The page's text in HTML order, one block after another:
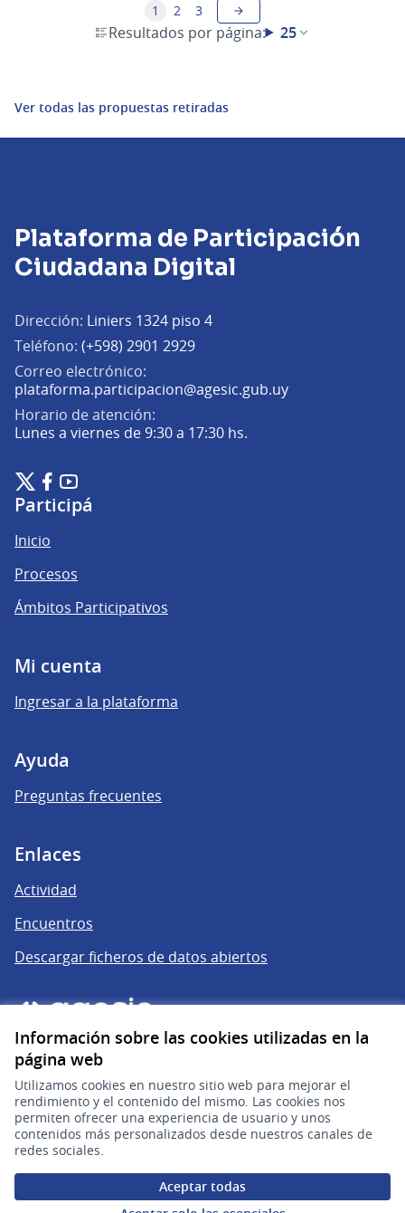
Información sobre las cookies utilizadas en la
página web
Utilizamos cookies en nuestro sitio web para mejorar el
rendimiento y el contenido del mismo. Las cookies nos
permiten ofrecer una experiencia de usuario y unos
contenidos más personalizados desde nuestros canales de
redes sociales.
Aceptar todas
Resultados por página: 25
1 2 3
Ver todas las propuestas retiradas
Plataforma de Participación
Ciudadana Digital
Dirección: Liniers 1324 piso 4
Teléfono: (+598) 2901 2929
Correo electrónico:
plataforma.participacion@agesic.gub.uy(Abrir en una
Horario de atención:
Lunes a viernes de 9:30 a 17:30 hs.
Plataforma de Participación Ciudadana Digital en X
(Enlace externo)
Plataforma de Participación Ciudadana Digital en Facebook
(Enlace externo)
Plataforma de Participación Ciudadana Digital en
(Enlace externo)
Participá
Inicio
Procesos
Ámbitos Participativos
Mi cuenta
Ingresar a la plataforma
Ayuda
Preguntas frecuentes
Enlaces
Actividad
Encuentros
Descargar ficheros de datos abiertos
gub.uy
(Enlace externo)
Sitio oficial de la República Oriental del Uruguay